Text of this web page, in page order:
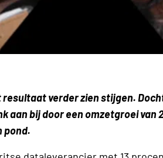
verder zien stijgen.
bij door een omzetgroei van
pond.